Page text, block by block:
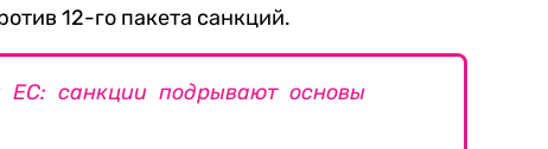
12-го пакета санкций.
ЕС: санкции подрывают основы